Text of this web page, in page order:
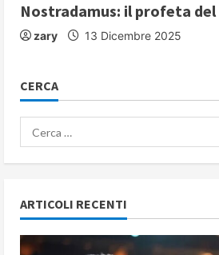
Nostradamus: il profeta
zary 13 Dicembre 2025
CERCA
Ricerca
per:
ARTICOLI RECENTI